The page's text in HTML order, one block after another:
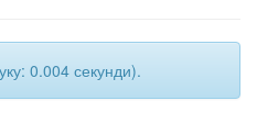
0.004 секунди).